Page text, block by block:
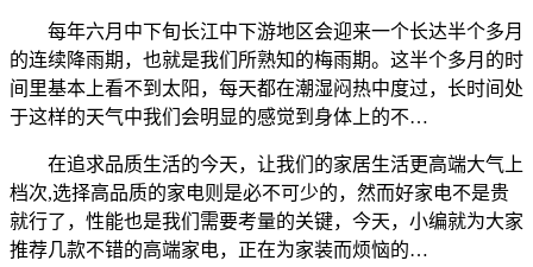
每年六月中下旬长江中下游地区会迎来一个长达半个多月
的连续降雨期，也就是我们所熟知的梅雨期。这半个多月的时
间里基本上看不到太阳，每天都在潮湿闷热中度过，长时间处
于这样的天气中我们会明显的感觉到身体上的不…
在追求品质生活的今天，让我们的家居生活更高端大气上
档次,选择高品质的家电则是必不可少的，然而好家电不是贵
就行了，性能也是我们需要考量的关键，今天，小编就为大家
推荐几款不错的高端家电，正在为家装而烦恼的…